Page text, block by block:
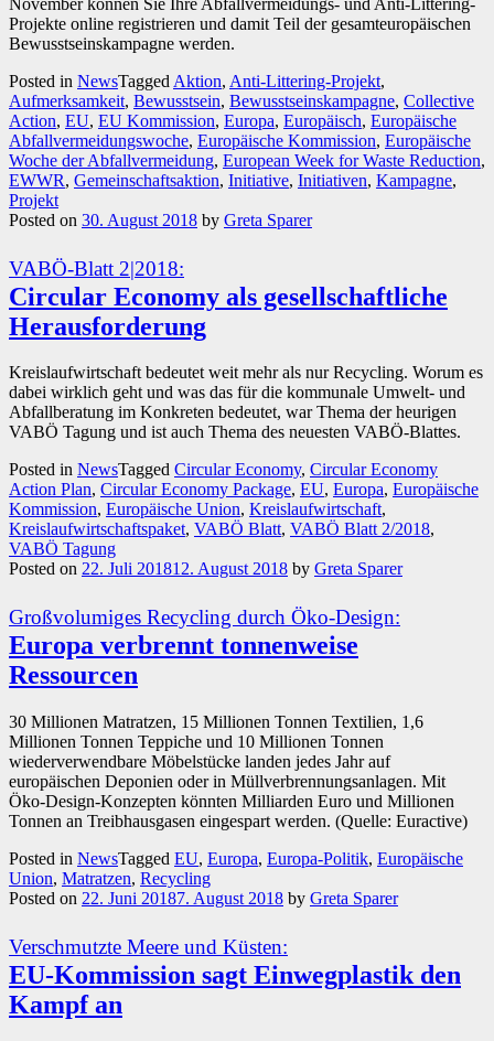
Projekte online registrieren und damit Teil der gesamteuropäischen
Bewusstseinskampagne werden.
Posted in NewsTagged Aktion, Anti-Littering-Projekt,
Aufmerksamkeit, Bewusstsein, Bewusstseinskampagne, Collective
Action, EU, EU Kommission, Europa, Europäisch, Europäische
Abfallvermeidungswoche, Europäische Kommission, Europäische
Woche der Abfallvermeidung, European Week for Waste Reduction,
EWWR, Gemeinschaftsaktion, Initiative, Initiativen, Kampagne,
Projekt
Posted on 30. August 2018 by Greta Sparer
VABÖ-Blatt 2|2018:
Circular Economy als gesellschaftliche
Herausforderung
Kreislaufwirtschaft bedeutet weit mehr als nur Recycling. Worum es
dabei wirklich geht und was das für die kommunale Umwelt- und
Abfallberatung im Konkreten bedeutet, war Thema der heurigen
VABÖ Tagung und ist auch Thema des neuesten VABÖ-Blattes.
Posted in NewsTagged Circular Economy, Circular Economy
Action Plan, Circular Economy Package, EU, Europa, Europäische
Kommission, Europäische Union, Kreislaufwirtschaft,
Kreislaufwirtschaftspaket, VABÖ Blatt, VABÖ Blatt 2/2018,
VABÖ Tagung
Posted on 22. Juli 201812. August 2018 by Greta Sparer
Großvolumiges Recycling durch Öko-Design:
Europa verbrennt tonnenweise
Ressourcen
30 Millionen Matratzen, 15 Millionen Tonnen Textilien, 1,6
Millionen Tonnen Teppiche und 10 Millionen Tonnen
wiederverwendbare Möbelstücke landen jedes Jahr auf
europäischen Deponien oder in Müllverbrennungsanlagen. Mit
Öko-Design-Konzepten könnten Milliarden Euro und Millionen
Tonnen an Treibhausgasen eingespart werden. (Quelle: Euractive)
Posted in NewsTagged EU, Europa, Europa-Politik, Europäische
Union, Matratzen, Recycling
Posted on 22. Juni 20187. August 2018 by Greta Sparer
Verschmutzte Meere und Küsten:
EU-Kommission sagt Einwegplastik den
Kampf an